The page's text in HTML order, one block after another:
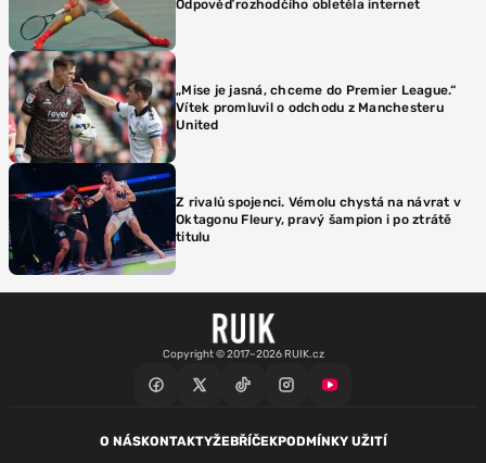
Odpověď rozhodčího obletěla internet
„Mise je jasná, chceme do Premier League.“
Vítek promluvil o odchodu z Manchesteru
United
Z rivalů spojenci. Vémolu chystá na návrat v
Oktagonu Fleury, pravý šampion i po ztrátě
titulu
Copyright © 2017–2026 RUIK.cz
O NÁSKONTAKTYŽEBŘÍČEKPODMÍNKY UŽITÍ